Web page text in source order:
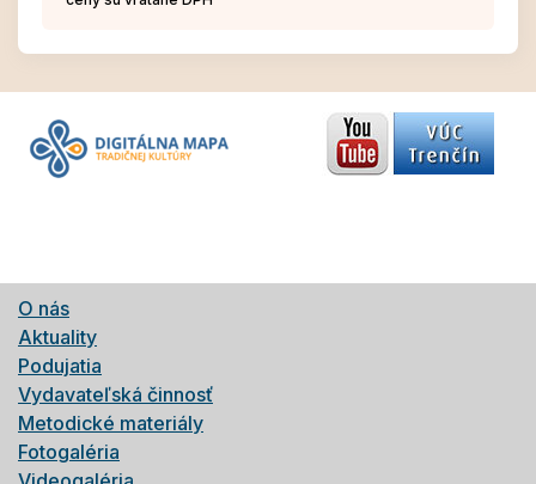
O nás
Aktuality
Podujatia
Vydavateľská činnosť
Metodické materiály
Fotogaléria